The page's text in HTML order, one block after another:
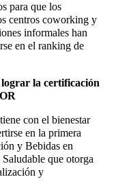
para que los
centros coworking y
informales han
en el ranking de
la certificación
con el bienestar
en la primera
y Bebidas en
que otorga
y